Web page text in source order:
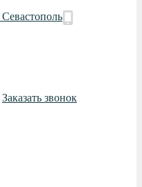
Заказать звонок